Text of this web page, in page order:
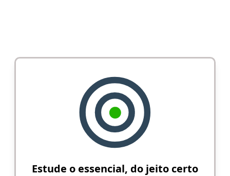
Estude o essencial, do jeito certo